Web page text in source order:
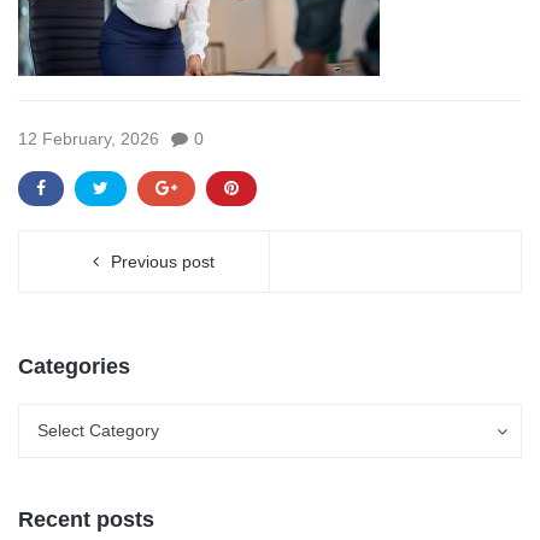
12 February, 2026 0
Previous post
Categories
Select Category
Recent posts